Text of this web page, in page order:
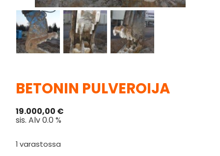
BETONIN PULVEROIJA
19.000,00 €
sis. Alv 0.0 %
1 varastossa